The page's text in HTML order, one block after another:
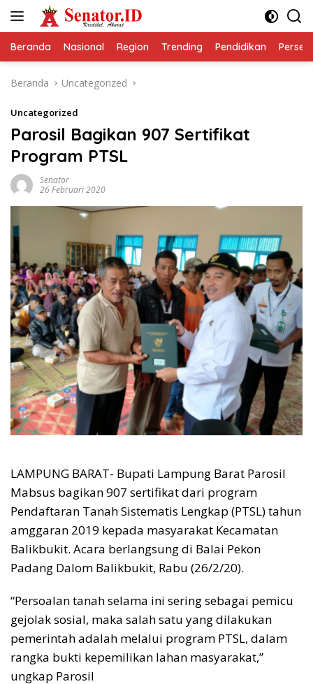
Beranda Nasional Region Trending Pendidikan
Beranda Uncategorized
Uncategorized
Parosil Bagikan 907 Sertifikat
Program PTSL
Senator
26 Februari 2020
LAMPUNG BARAT- Bupati Lampung Barat Parosil
Mabsus bagikan 907 sertifikat dari program
Pendaftaran Tanah Sistematis Lengkap (PTSL) tahun
amggaran 2019 kepada masyarakat Kecamatan
Balikbukit. Acara berlangsung di Balai Pekon
Padang Dalom Balikbukit, Rabu (26/2/20).
“Persoalan tanah selama ini sering sebagai pemicu
gejolak sosial, maka salah satu yang dilakukan
pemerintah adalah melalui program PTSL, dalam
rangka bukti kepemilikan lahan masyarakat,”
ungkap Parosil